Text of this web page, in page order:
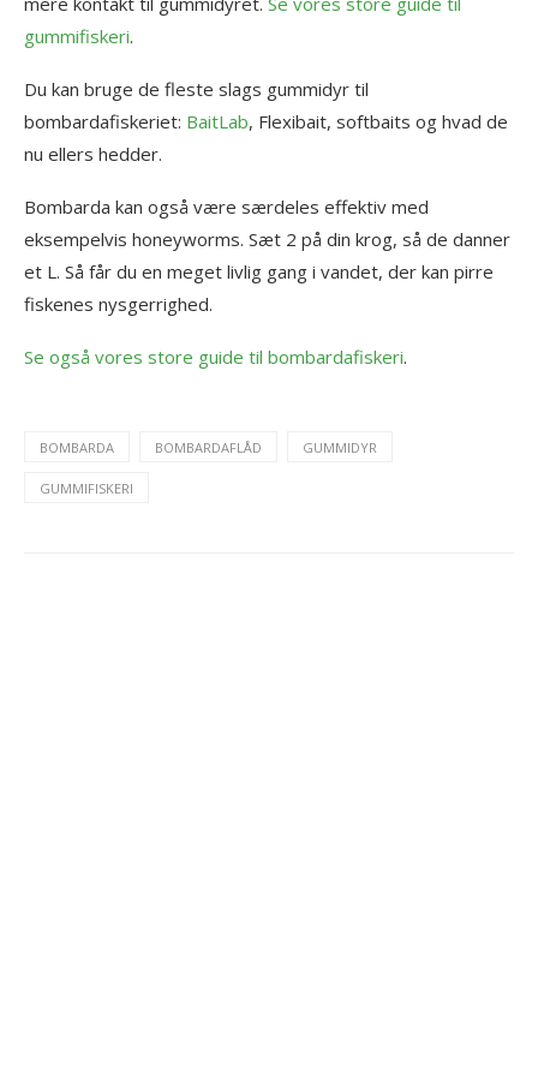
gummifiskeri.
Du kan bruge de fleste slags gummidyr til
bombardafiskeriet: BaitLab, Flexibait, softbaits og hvad de
nu ellers hedder.
Bombarda kan også være særdeles effektiv med
eksempelvis honeyworms. Sæt 2 på din krog, så de danner
et L. Så får du en meget livlig gang i vandet, der kan pirre
fiskenes nysgerrighed.
Se også vores store guide til bombardafiskeri.
BOMBARDA BOMBARDAFLÅD GUMMIDYR
GUMMIFISKERI